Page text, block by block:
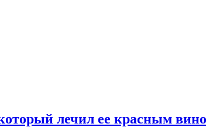
лечил ее красным